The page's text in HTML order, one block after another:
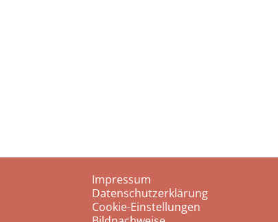
Impressum
Datenschutzerklärung
Cookie-Einstellungen